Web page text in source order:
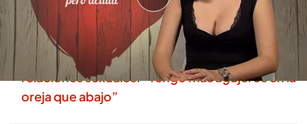
Descubre al completo la cita de Ken y Leire en
'First Dates'
Una soltera de Carabaña bromea con sus
relaciones sexuales: “Tengo más agujeros en la
oreja que abajo”